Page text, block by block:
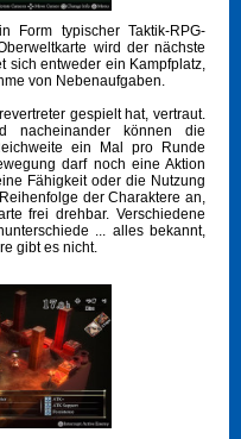
Form typischer Taktik-RPG-
wird der nächste
sich entweder ein Kampfplatz,
von Nebenaufgaben.
gespielt hat, vertraut.
nacheinander können die
ein Mal pro Runde
darf noch eine Aktion
Fähigkeit oder die Nutzung
der Charaktere an,
frei drehbar. Verschiedene
... alles bekannt,
gibt es nicht.